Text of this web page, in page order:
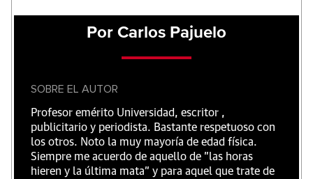
Por Carlos Pajuelo
SOBRE EL AUTOR
Profesor emérito Universidad, escritor ,
publicitario y periodista. Bastante respetuoso con
los otros. Noto la muy mayoría de edad física.
Siempre me acuerdo de aquello de "las horas
hieren y la última mata" y para aquel que trate de